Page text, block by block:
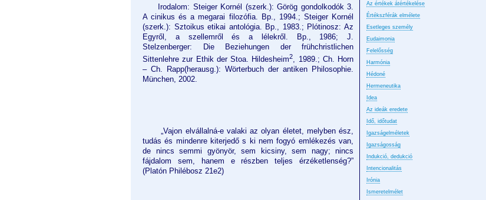
Az értékek átértékelése
Értékszférák elmélete
Esetleges személy
Eudaimonia
Felelősség
Harmónia
Hédoné
Hermeneutika
Idea
Az ideák eredete
Idő, időtudat
Igazságelméletek
Igazságosság
Indukció, dedukció
Intencionalitás
Irónia
Ismeretelmélet
Irodalom: Steiger Kornél (szerk.): Görög gondolkodók 3.
A cinikus és a megarai filozófia. Bp., 1994.; Steiger Kornél
(szerk.): Sztoikus etikai antológia. Bp., 1983.; Plótinosz: Az
Egyről, a szellemről és a lélekről. Bp., 1986; J.
Stelzenberger: Die Beziehungen der frühchristlichen
Sittenlehre zur Ethik der Stoa. Hildesheim2, 1989.; Ch. Horn
– Ch. Rapp(herausg.): Wörterbuch der antiken Philosophie.
München, 2002.
„Vajon elvállalná-e valaki az olyan életet, melyben ész,
tudás és mindenre kiterjedő s ki nem fogyó emlékezés van,
de nincs semmi gyönyör, sem kicsiny, sem nagy; nincs
fájdalom sem, hanem e részben teljes érzéketlenség?”
(Platón Philébosz 21e2)